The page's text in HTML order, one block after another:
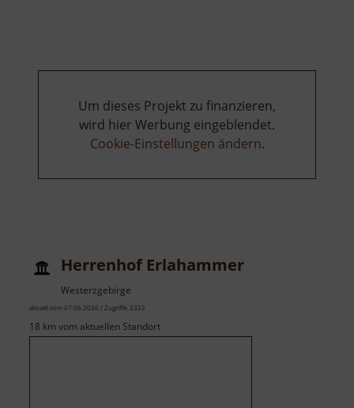
Um dieses Projekt zu finanzieren,
wird hier Werbung eingeblendet.
Cookie-Einstellungen ändern.
Herrenhof Erlahammer
Westerzgebirge
aktuell vom 07.06.2026 / Zugriffe: 2322
18 km vom aktuellen Standort